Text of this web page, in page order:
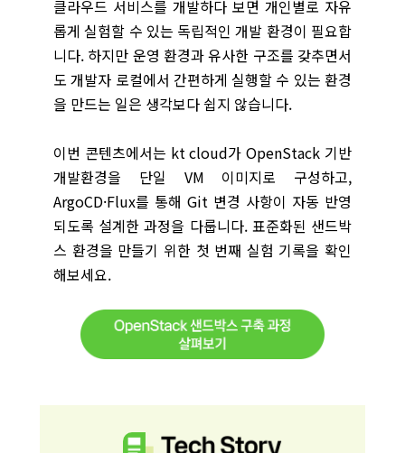
클라우드 서비스를 개발하다 보면 개인별로 자유
롭게 실험할 수 있는 독립적인 개발 환경이 필요합
니다. 하지만 운영 환경과 유사한 구조를 갖추면서
도 개발자 로컬에서 간편하게 실행할 수 있는 환경
을 만드는 일은 생각보다 쉽지 않습니다.
이번 콘텐츠에서는 kt cloud가 OpenStack 기반
개발환경을 단일 VM 이미지로 구성하고,
ArgoCD·Flux를 통해 Git 변경 사항이 자동 반영
되도록 설계한 과정을 다룹니다. 표준화된 샌드박
스 환경을 만들기 위한 첫 번째 실험 기록을 확인
해보세요.